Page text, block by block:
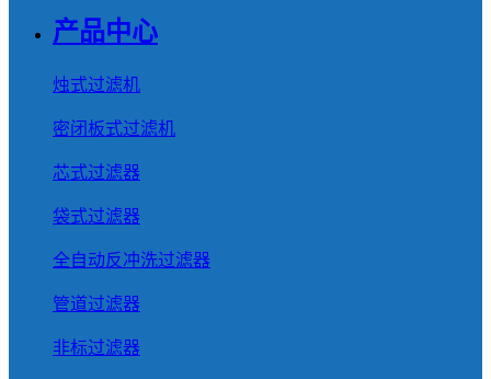
产品中心
烛式过滤机
密闭板式过滤机
芯式过滤器
袋式过滤器
全自动反冲洗过滤器
管道过滤器
非标过滤器